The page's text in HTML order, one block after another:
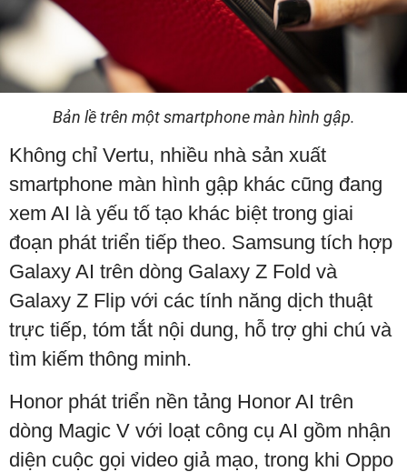
Bản lề trên một smartphone màn hình gập.
Không chỉ Vertu, nhiều nhà sản xuất
smartphone màn hình gập khác cũng đang
xem AI là yếu tố tạo khác biệt trong giai
đoạn phát triển tiếp theo. Samsung tích hợp
Galaxy AI trên dòng Galaxy Z Fold và
Galaxy Z Flip với các tính năng dịch thuật
trực tiếp, tóm tắt nội dung, hỗ trợ ghi chú và
tìm kiếm thông minh.
Honor phát triển nền tảng Honor AI trên
dòng Magic V với loạt công cụ AI gồm nhận
diện cuộc gọi video giả mạo, trong khi Oppo